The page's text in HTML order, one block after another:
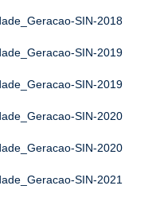
SIN-2018
SIN-2019
SIN-2019
SIN-2020
SIN-2020
SIN-2021